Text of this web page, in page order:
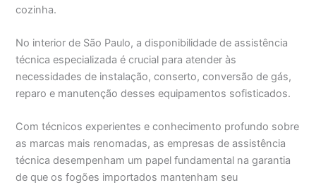
cozinha.
No interior de São Paulo, a disponibilidade de assistência
técnica especializada é crucial para atender às
necessidades de instalação, conserto, conversão de gás,
reparo e manutenção desses equipamentos sofisticados.
Com técnicos experientes e conhecimento profundo sobre
as marcas mais renomadas, as empresas de assistência
técnica desempenham um papel fundamental na garantia
de que os fogões importados mantenham seu